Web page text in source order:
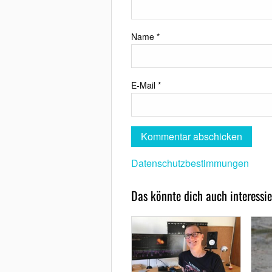
Name *
E-Mail *
Datenschutzbestimmungen
Das könnte dich auch